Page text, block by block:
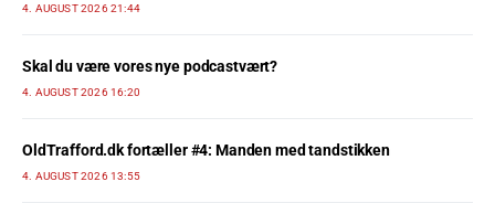
4. AUGUST 2026 21:44
Skal du være vores nye podcastvært?
4. AUGUST 2026 16:20
OldTrafford.dk fortæller #4: Manden med tandstikken
4. AUGUST 2026 13:55